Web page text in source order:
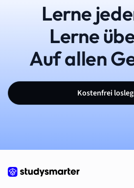
Lerne
Lerne
Auf allen
Kostenfrei